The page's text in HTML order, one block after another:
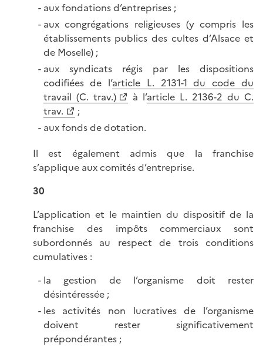
aux fondations d’entreprises ;
aux congrégations religieuses (y compris les
établissements publics des cultes d’Alsace et
de Moselle) ;
aux syndicats régis par les dispositions
codifiées de l’article L. 2131-1 du code du
travail (C. trav.)
à l’article L. 2136-2 du C.
trav.
;
aux fonds de dotation.
Il est également admis que la franchise
s’applique aux comités d’entreprise.
30
L’application et le maintien du dispositif de la
franchise des impôts commerciaux sont
subordonnés au respect de trois conditions
cumulatives :
la gestion de l’organisme doit rester
désintéressée ;
les activités non lucratives de l’organisme
doivent rester significativement
prépondérantes ;